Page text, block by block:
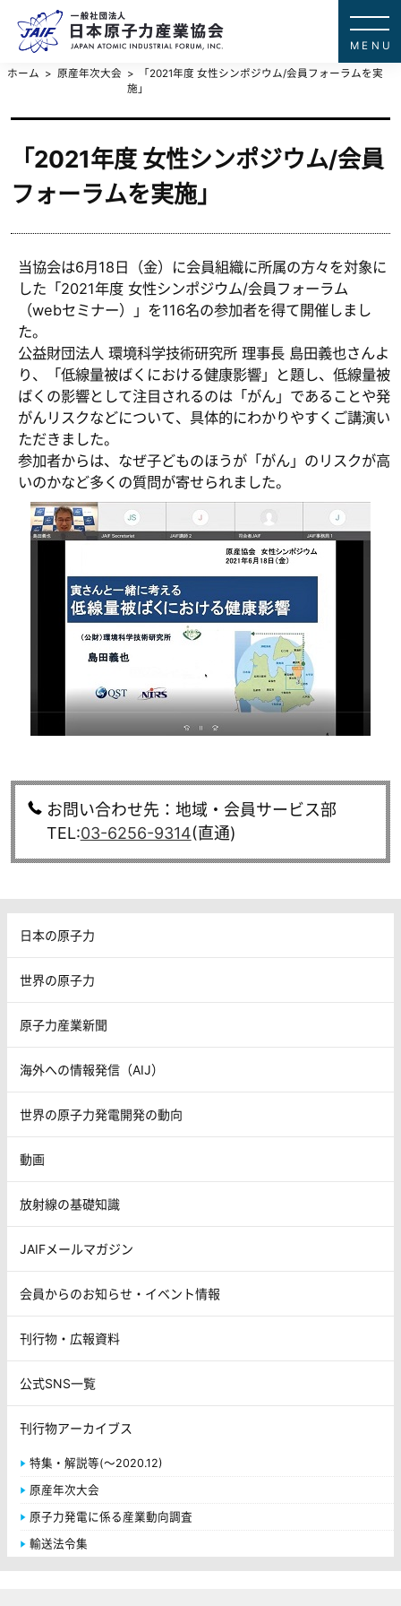
ホーム 原産年次大会
「2021年度 女性シンポジウム/会員フォーラムを実
施」
「2021年度 女性シンポジウム/会員
フォーラムを実施」
当協会は6月18日（金）に会員組織に所属の方々を対象に
した「2021年度 女性シンポジウム/会員フォーラム
（webセミナー）」を116名の参加者を得て開催しまし
た。
公益財団法人 環境科学技術研究所 理事長 島田義也さんよ
り、「低線量被ばくにおける健康影響」と題し、低線量被
ばくの影響として注目されるのは「がん」であることや発
がんリスクなどについて、具体的にわかりやすくご講演い
ただきました。
参加者からは、なぜ子どものほうが「がん」のリスクが高
いのかなど多くの質問が寄せられました。
お問い合わせ先：地域・会員サービス部
TEL:03-6256-9314(直通)
日本の原子力
世界の原子力
原子力産業新聞
海外への情報発信（AIJ）
世界の原子力発電開発の動向
動画
放射線の基礎知識
JAIFメールマガジン
会員からのお知らせ・イベント情報
刊行物・広報資料
公式SNS一覧
刊行物アーカイブス
特集・解説等(～2020.12)
原産年次大会
原子力発電に係る産業動向調査
輸送法令集